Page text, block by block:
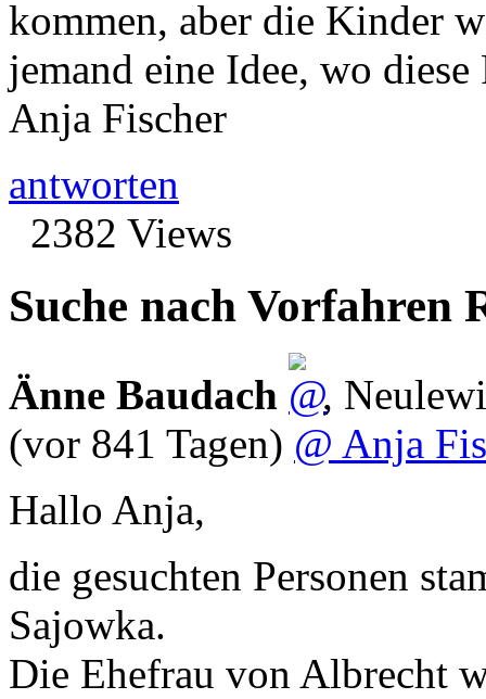
kommen, aber die Kinder
jemand eine Idee, wo
Anja Fischer
antworten
2382 Views
Suche nach Vorfahren
Änne Baudach ,
(vor 841 Tagen) @ Anja
Hallo Anja,
die gesuchten Personen
Sajowka.
Die Ehefrau von Albrecht